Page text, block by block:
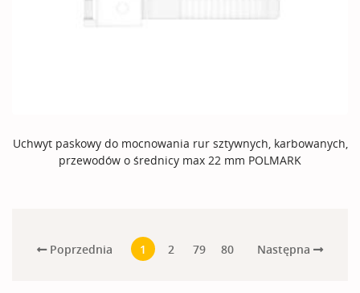
Uchwyt paskowy do mocnowania rur sztywnych, karbowanych,
przewodów o średnicy max 22 mm POLMARK
Poprzednia 1 2 79 80 Następna